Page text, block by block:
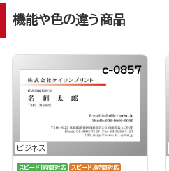
機能や色の違う商品
ビジネス
c-0857
スピード1時間対応 スピード3時間対応